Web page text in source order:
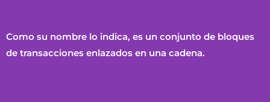
Como su nombre lo indica, es un conjunto de bloques
de transacciones enlazados en una cadena.